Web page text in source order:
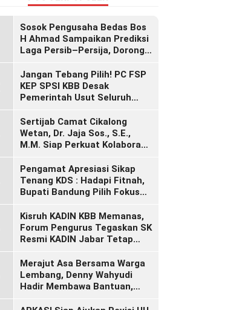
Sosok Pengusaha Bedas Bos
H Ahmad Sampaikan Prediksi
Laga Persib–Persija, Dorong
Berada
Jangan Tebang Pilih! PC FSP
KEP SPSI KBB Desak
Pemerintah Usut Seluruh
Langgar Hak Pekerja Pasca
Sidak KDM”
Sertijab Camat Cikalong
Wetan, Dr. Jaja Sos., S.E.,
M.M. Siap Perkuat Kolaborasi
Lebih Maju dan Sejahtera
Pengamat Apresiasi Sikap
Tenang KDS : Hadapi Fitnah,
Bupati Bandung Pilih Fokus
Kisruh KADIN KBB Memanas,
Forum Pengurus Tegaskan SK
Resmi KADIN Jabar Tetap
Segera Bertindak
Merajut Asa Bersama Warga
Lembang, Denny Wahyudi
Hadir Membawa Bantuan,